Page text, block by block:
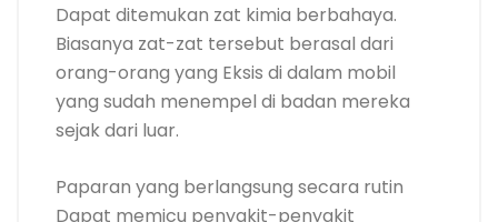
Dapat ditemukan zat kimia berbahaya.
Biasanya zat-zat tersebut berasal dari
orang-orang yang Eksis di dalam mobil
yang sudah menempel di badan mereka
sejak dari luar.
Paparan yang berlangsung secara rutin
Dapat memicu penyakit-penyakit